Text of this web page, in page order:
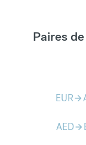
Paires
EURarrow_forward
AEDarrow_forward